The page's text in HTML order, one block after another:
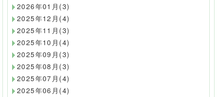
2026年01月(3)
2025年12月(4)
2025年11月(3)
2025年10月(4)
2025年09月(3)
2025年08月(3)
2025年07月(4)
2025年06月(4)